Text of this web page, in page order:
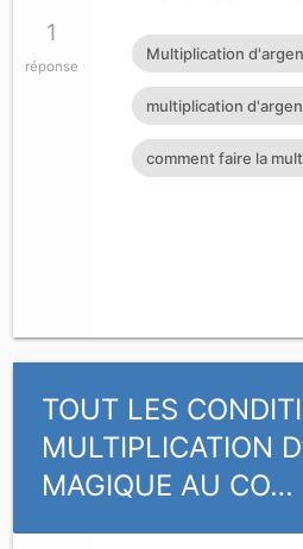
1
réponse
Multiplication
minutes
multiplication
comment faire la
TOUT LES
MULTIPLICATION
MAGIQUE AU CO…